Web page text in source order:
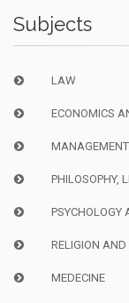
Subjects
LAW
ECONOMICS
MANAGEMENT
PHILOSOPHY,
PSYCHOLOGY
RELIGION AND
MEDECINE